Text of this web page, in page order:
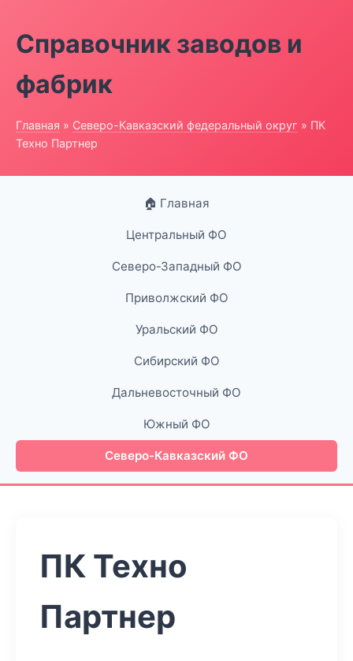
Справочник заводов и
фабрик
Главная » Северо-Кавказский федеральный округ » ПК
Техно Партнер
🏠 Главная
Центральный ФО
Северо-Западный ФО
Приволжский ФО
Уральский ФО
Сибирский ФО
Дальневосточный ФО
Южный ФО
Северо-Кавказский ФО
ПК Техно
Партнер